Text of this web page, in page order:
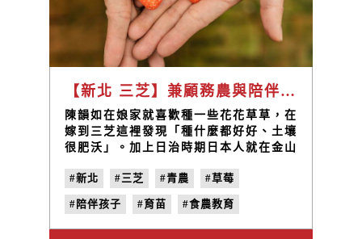
【新北 三芝】兼顧務農與陪伴家人，陳韻如種出幸福草莓 / 芝樂農場 陳韻茹
陳韻如在娘家就喜歡種一些花花草草，在
嫁到三芝這裡發現「種什麼都好好、土壤
很肥沃」。加上日治時期日本人就在金山
味道比較好，於是開始種植草莓，特殊的
氣候條件也造就了「芝樂」草莓園的高品
質草莓唷～
#新北 #三芝 #青農 #草莓
#陪伴孩子 #育苗 #食農教育
#地味誌 #vol.1 #農鮮合肚